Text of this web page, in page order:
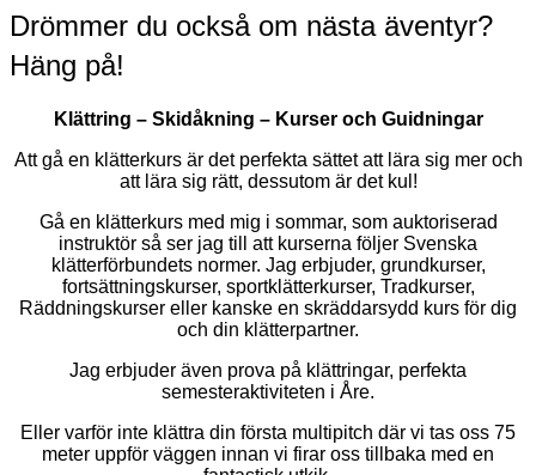
ner
till
innehåll
Drömmer du också om nästa äventyr?
Häng på!
Klättring – Skidåkning – Kurser och Guidningar
Att gå en klätterkurs är det perfekta sättet att lära sig mer och
att lära sig rätt, dessutom är det kul!
Gå en klätterkurs med mig i sommar, som auktoriserad
instruktör så ser jag till att kurserna följer Svenska
klätterförbundets normer. Jag erbjuder, grundkurser,
fortsättningskurser, sportklätterkurser, Tradkurser,
Räddningskurser eller kanske en skräddarsydd kurs för dig
och din klätterpartner.
Jag erbjuder även prova på klättringar, perfekta
semesteraktiviteten i Åre.
Eller varför inte klättra din första multipitch där vi tas oss 75
meter uppför väggen innan vi firar oss tillbaka med en